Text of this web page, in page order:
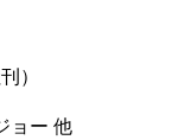
）
ョー 他